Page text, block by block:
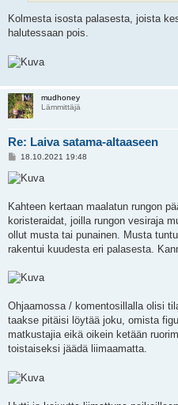
Kolmesta isosta palasesta, joista
halutessaan pois.
mudhoney
Lämmittäjä
Re: Laiva satama-altaaseen
V
e
s
i
18.10.2021 19:48
Kahteen kertaan maalatun rungon
koristeraidat, joilla rungon vesiraja
ollut musta tai punainen. Musta
rakentui kuudesta eri palasesta.
Ohjaamossa / komentosillalla olisi
taakse pitäisi löytää joku, omista
matkustajia eikä oikein ketään
toistaiseksi jäädä liimaamatta.